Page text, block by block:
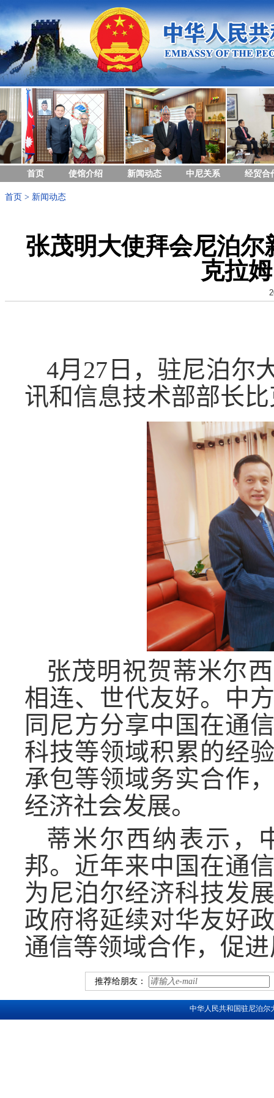
首页 使馆介绍 新闻动态 中尼关系 经贸合
首页 > 新闻动态
张茂明大使拜会尼泊
克拉
4月 27 日，驻尼泊尔
讯和信息技术部部长
张茂明祝贺蒂米尔
相连、 世代友好。中
同尼方分享中国在通
科技等领域积累的经
承包等领域务实合作
经济社会发展。
蒂米尔西纳表示，
邦。近年来中国在通
为尼泊尔经济科技发
政府将延续对华友好
通信等领域合作，促进
推荐给朋友：
中华人民共和国驻尼泊尔